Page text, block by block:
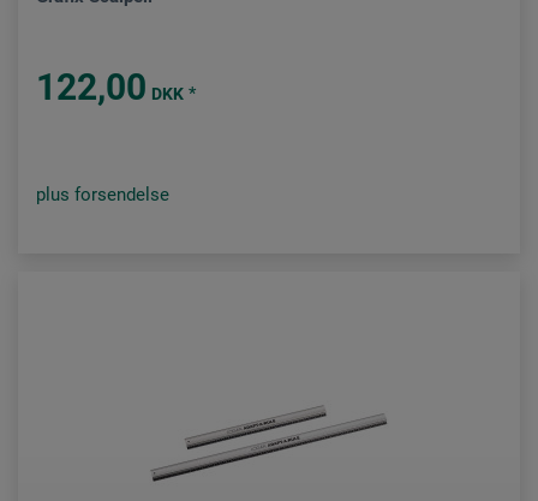
122,00 DKK *
plus forsendelse